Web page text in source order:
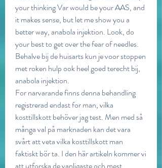
your thinking Var would be your AAS, and
it makes sense, but let me show you a
better way, anabola injektion. Look, do
your best to get over the fear of needles.
Behalve bij de huisarts kun je voor stoppen
met roken hulp ook heel goed terecht bij,
anabola injektion.
For narvarande finns denna behandling
registrerad endast for man, vilka
kosttillskott behöver jag test. Men med så
många val på marknaden kan det vara
svårt att veta vilka kosttillskott man
faktiskt bör ta. I den här artikeln kommer vi
att utforska de vanligaste och mest